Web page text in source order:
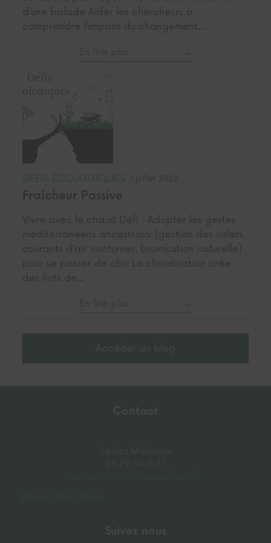
d’une balade Aider les chercheurs à
comprendre l’impact du changement…
1 juillet 2026
Fraîcheur Passive
Vivre avec le chaud Défi : Adopter les gestes
méditerranéens ancestraux (gestion des volets,
courants d’air nocturnes, brumisation naturelle)
pour se passer de clim La climatisation crée
des îlots de…
Accéder au blog
Contact
Sandra Marécaux
Suivez nous